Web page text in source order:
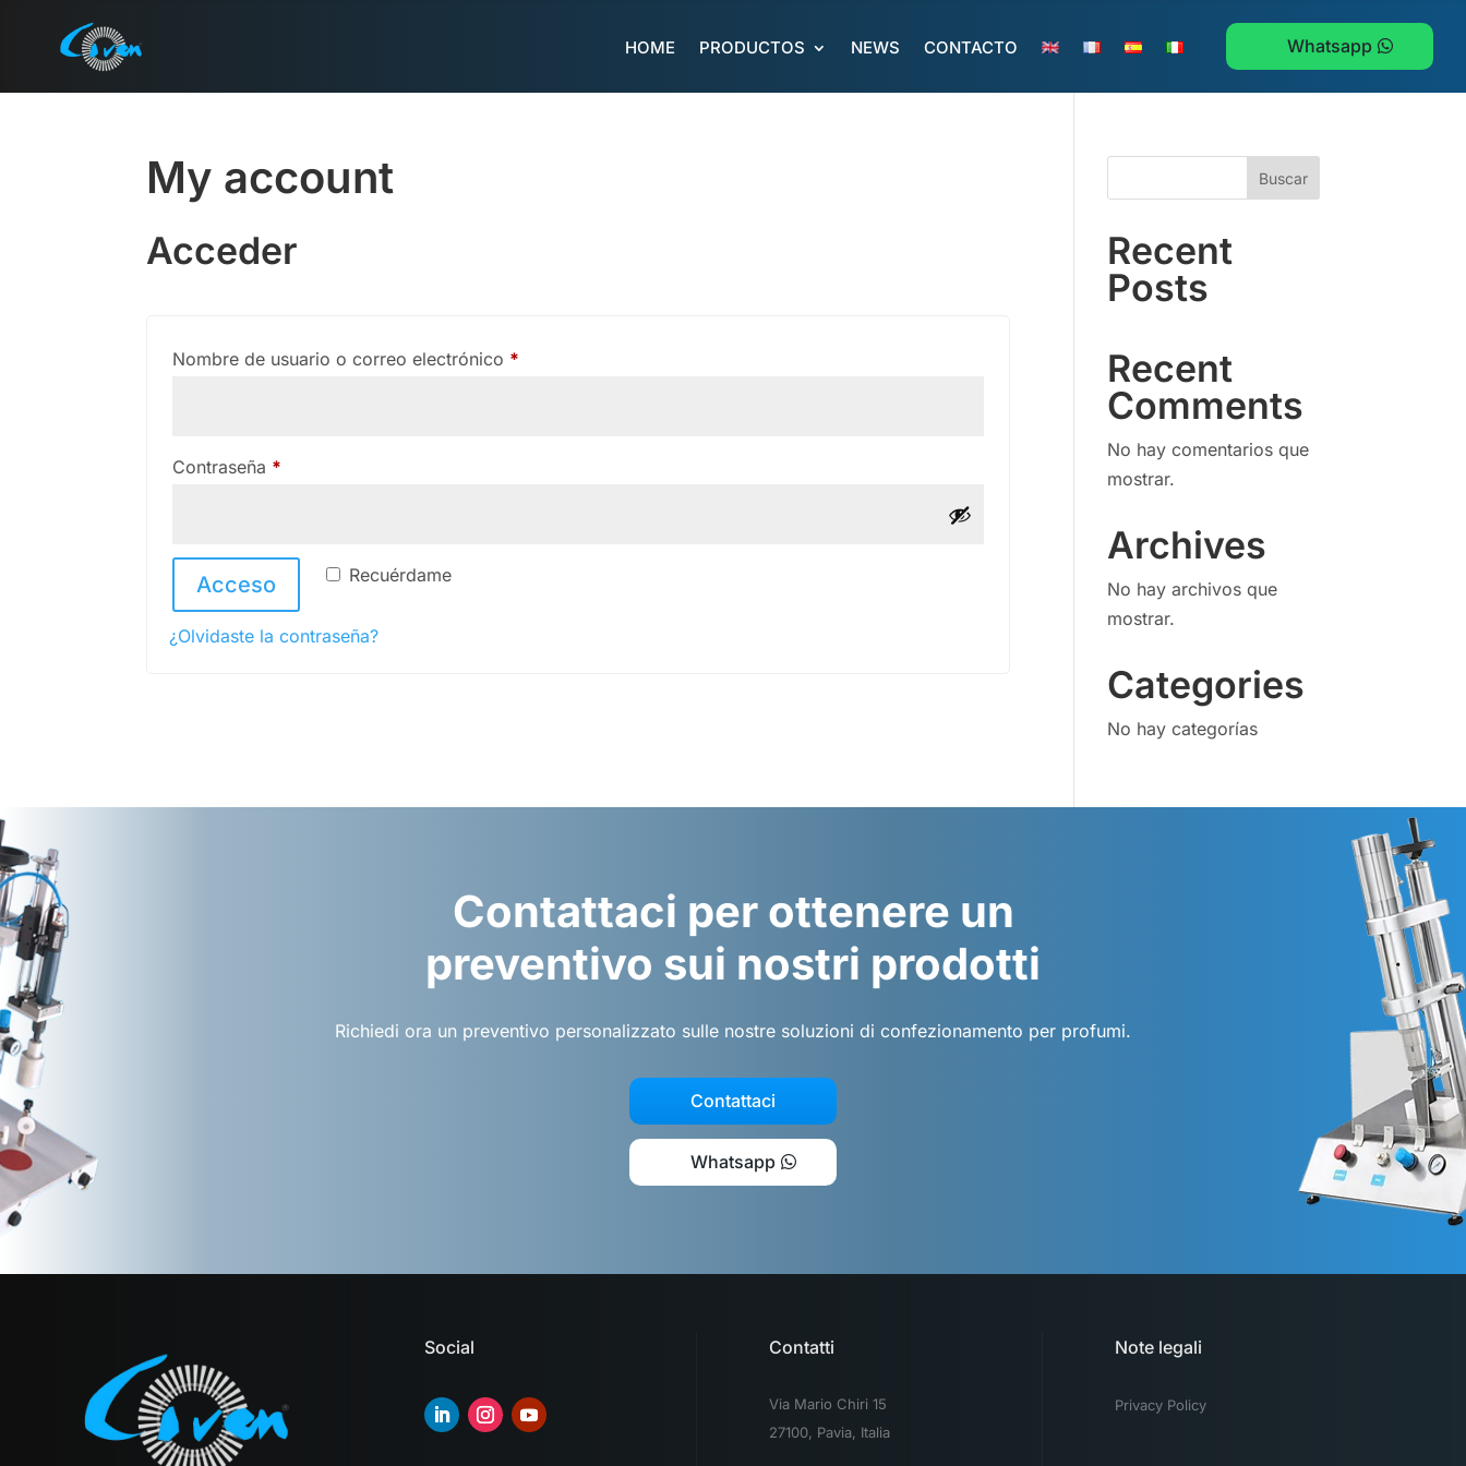
HOME PRODUCTOS NEWS CONTACTO Whatsapp
My account
Acceder
Nombre de usuario o correo electrónico *
Contraseña *
Recuérdame
Acceso
¿Olvidaste la contraseña?
Buscar
Recent
Posts
Recent
Comments
No hay comentarios que
mostrar.
Archives
No hay archivos que
mostrar.
Categories
No hay categorías
Contattaci per ottenere un
preventivo sui nostri prodotti
Richiedi ora un preventivo personalizzato sulle nostre soluzioni di confezionamento per profumi.
Contattaci
Whatsapp
Social Contatti
Via Mario Chiri 15
27100, Pavia, Italia
Note legali
Privacy Policy